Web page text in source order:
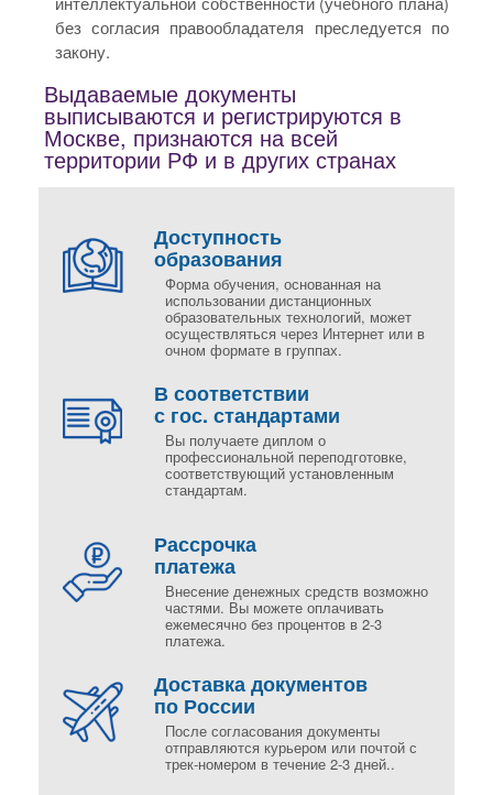
без согласия правообладателя преследуется по
закону.
Выдаваемые документы
выписываются и регистрируются в
Москве, признаются на всей
территории РФ и в других странах
Доступность
образования
Форма обучения, основанная на
использовании дистанционных
образовательных технологий, может
осуществляться через Интернет или в
очном формате в группах.
В соответствии
с гос. стандартами
Вы получаете диплом о
профессиональной переподготовке,
соответствующий установленным
стандартам.
Рассрочка
платежа
Внесение денежных средств возможно
частями. Вы можете оплачивать
ежемесячно без процентов в 2-3
платежа.
Доставка документов
по России
После согласования документы
отправляются курьером или почтой с
трек-номером в течение 2-3 дней..